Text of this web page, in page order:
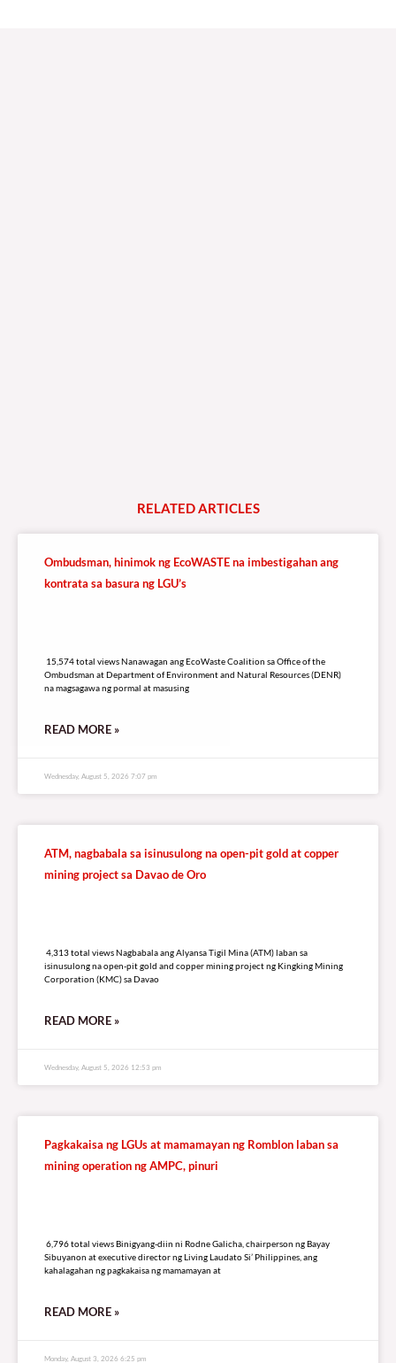
RELATEDARTICLES
Ombudsman, hinimok ng EcoWASTE na imbestigahan ang
kontrata sa basura ng LGU’s
15,574 total views Nanawagan ang EcoWaste Coalition sa Office of the
Ombudsman at Department of Environment and Natural Resources (DENR)
na magsagawa ng pormal at masusing
READ MORE »
Wednesday, August 5, 2026 7:07 pm
ATM, nagbabala sa isinusulong na open-pit gold at copper
mining project sa Davao de Oro
4,313 total views Nagbabala ang Alyansa Tigil Mina (ATM) laban sa
isinusulong na open-pit gold and copper mining project ng Kingking Mining
Corporation (KMC) sa Davao
READ MORE »
Wednesday, August 5, 2026 12:53 pm
Pagkakaisa ng LGUs at mamamayan ng Romblon laban sa
mining operation ng AMPC, pinuri
6,796 total views Binigyang-diin ni Rodne Galicha, chairperson ng Bayay
Sibuyanon at executive director ng Living Laudato Si’ Philippines, ang
kahalagahan ng pagkakaisa ng mamamayan at
READ MORE »
Monday, August 3, 2026 6:25 pm